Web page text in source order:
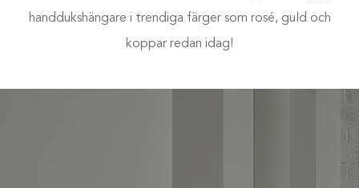
handdukshängare i trendiga färger som rosé, guld och
koppar redan idag!